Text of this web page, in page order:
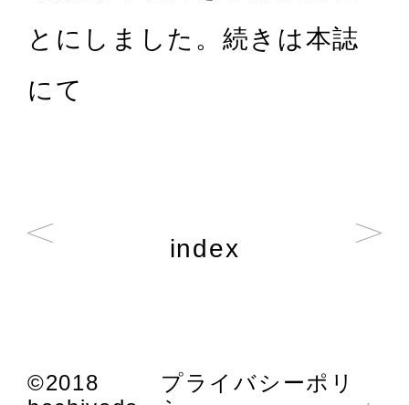
とにしました。続きは本誌
にて
index
©2018
プライバシーポリ